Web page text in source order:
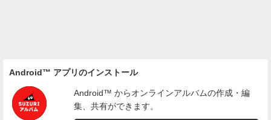
Android™ アプリのインストール
Android™ からオンラインアルバムの作成・編
集、共有ができます。